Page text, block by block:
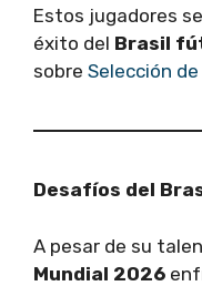
Estos jugadores
éxito del Brasil
sobre Selección
Desafíos del
A pesar de su
Mundial 2026